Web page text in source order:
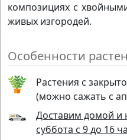
композициях с
живых изгородей.
Особенности
Растения с
(можно сажать с
Доставим домой и
суббота с 9 до 16